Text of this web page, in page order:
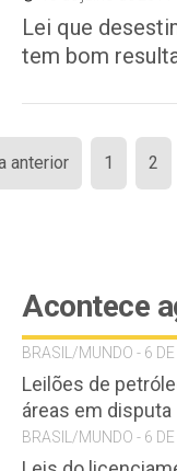
Lei que
tem bom
Paginação
de
anterior 1 2
Acontece
BRASIL/MUNDO - 6
Leilões de
áreas em disputa
BRASIL/MUNDO - 6